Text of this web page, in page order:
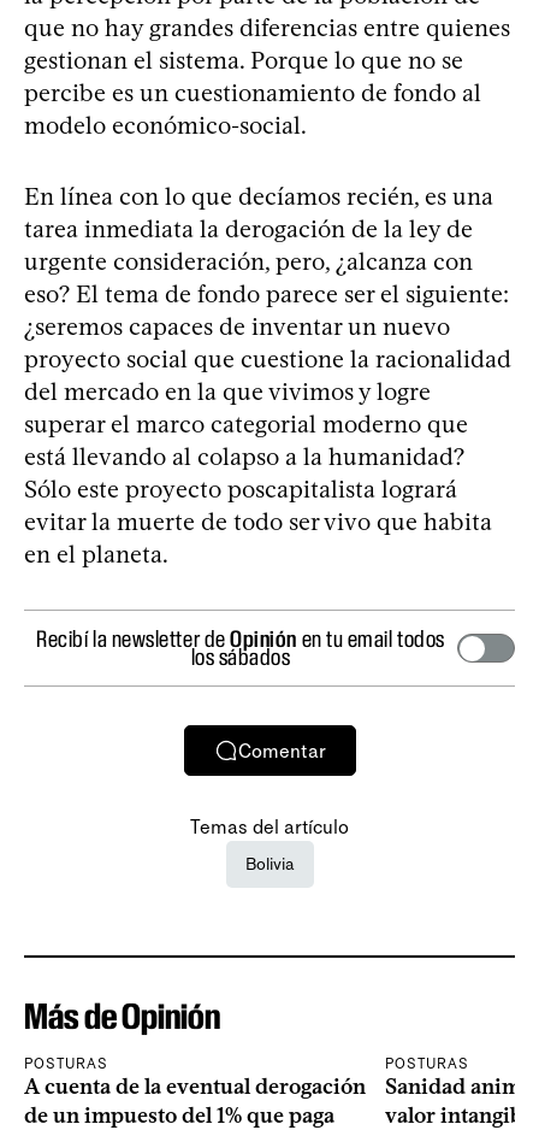
que no hay grandes diferencias entre quienes
gestionan el sistema. Porque lo que no se
percibe es un cuestionamiento de fondo al
modelo económico-social.
En línea con lo que decíamos recién, es una
tarea inmediata la derogación de la ley de
urgente consideración, pero, ¿alcanza con
eso? El tema de fondo parece ser el siguiente:
¿seremos capaces de inventar un nuevo
proyecto social que cuestione la racionalidad
del mercado en la que vivimos y logre
superar el marco categorial moderno que
está llevando al colapso a la humanidad?
Sólo este proyecto poscapitalista logrará
evitar la muerte de todo ser vivo que habita
en el planeta.
Recibí la newsletter deOpinión en tu email todos
los sábados
Comentar
Temas del artículo
Bolivia
Más de Opinión
POSTURAS
A cuenta de la eventual derogación
de un impuesto del 1% que paga
POSTURAS
Sanidad
valor